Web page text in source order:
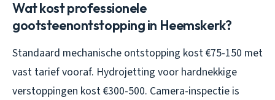
Wat kost professionele
gootsteenontstopping in Heemskerk?
Standaard mechanische ontstopping kost €75-150 met
vast tarief vooraf. Hydrojetting voor hardnekkige
verstoppingen kost €300-500. Camera-inspectie is